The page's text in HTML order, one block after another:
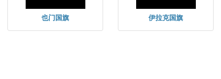
也门国旗 伊拉克国旗